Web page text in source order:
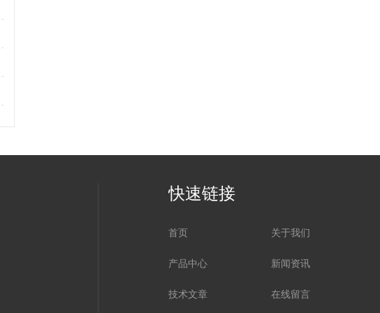
快速链接
首页 关于我们
产品中心 新闻资讯
技术文章 在线留言